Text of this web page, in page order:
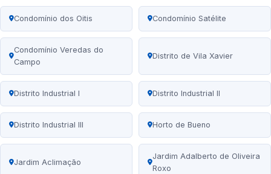
Condomínio dos Oitis Condomínio Satélite
Condomínio Veredas do
Campo
Distrito de Vila Xavier
Distrito Industrial I Distrito Industrial II
Distrito Industrial III Horto de Bueno
Jardim Aclimação
Jardim Adalberto de Oliveira
Roxo